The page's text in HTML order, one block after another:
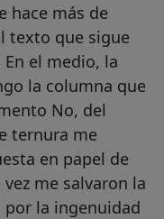
hace más de
texto que sigue
el medio, la
la columna que
No, del
ternura me
en papel de
me salvaron la
por la ingenuidad